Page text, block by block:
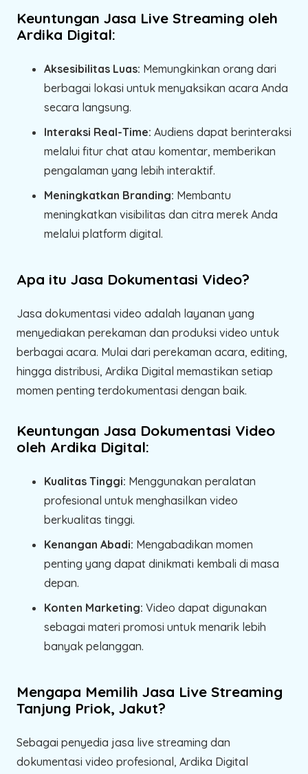
Keuntungan Jasa Live Streaming oleh
Ardika Digital:
Aksesibilitas Luas: Memungkinkan orang dari
berbagai lokasi untuk menyaksikan acara Anda
secara langsung.
Interaksi Real-Time: Audiens dapat berinteraksi
melalui fitur chat atau komentar, memberikan
pengalaman yang lebih interaktif.
Meningkatkan Branding: Membantu
meningkatkan visibilitas dan citra merek Anda
melalui platform digital.
Apa itu Jasa Dokumentasi Video?
Jasa dokumentasi video adalah layanan yang
menyediakan perekaman dan produksi video untuk
berbagai acara. Mulai dari perekaman acara, editing,
hingga distribusi, Ardika Digital memastikan setiap
momen penting terdokumentasi dengan baik.
Keuntungan Jasa Dokumentasi Video
oleh Ardika Digital:
Kualitas Tinggi: Menggunakan peralatan
profesional untuk menghasilkan video
berkualitas tinggi.
Kenangan Abadi: Mengabadikan momen
penting yang dapat dinikmati kembali di masa
depan.
Konten Marketing: Video dapat digunakan
sebagai materi promosi untuk menarik lebih
banyak pelanggan.
Mengapa Memilih Jasa Live Streaming
Tanjung Priok, Jakut?
Sebagai penyedia jasa live streaming dan
dokumentasi video profesional, Ardika Digital